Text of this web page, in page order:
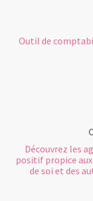
Outil de
Découvrez les
positif propice
de soi et des